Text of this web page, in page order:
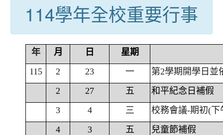
114學年全校重要行事
年 月 日
星期
115
2 23 一
第2學期開學日並
2
27 五
和平紀念日補假
3
4 三
校務會議-期初(下
4
3 五
兒童節補假